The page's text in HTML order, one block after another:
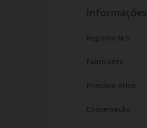
Informações
Registro M.S
Fabricante
Princípio Ativo
Conservação